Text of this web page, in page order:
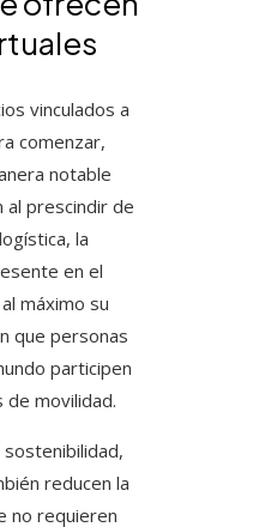
vinculados a
comenzar,
notable
al prescindir de
la
en el
máximo su
que personas
participen
de movilidad.
reducen la
no requieren